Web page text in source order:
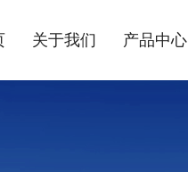
关于我们 产品中心